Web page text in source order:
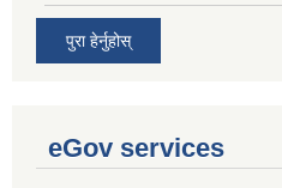
पुरा हेर्नुहोस्
eGov services